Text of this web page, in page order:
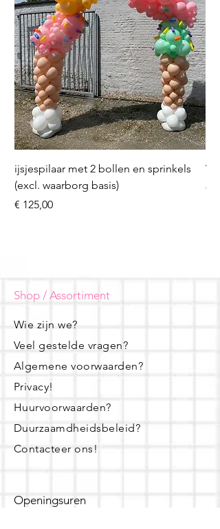
ijsjespilaar met 2 bollen en sprinkels
(excl. waarborg basis)
Prijs
€ 125,00
Prijs
€
Shop / Assortiment
Wie zijn we?
Veel gestelde vragen?
Algemene voorwaarden?
Privacy!
Huurvoorwaarden?
Duurzaamdheidsbeleid?
Contacteer ons!
Openingsuren